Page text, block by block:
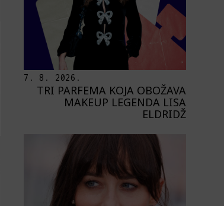
7. 8. 2026.
TRI PARFEMA KOJA OBOŽAVA
MAKEUP LEGENDA LISA
ELDRIDŽ